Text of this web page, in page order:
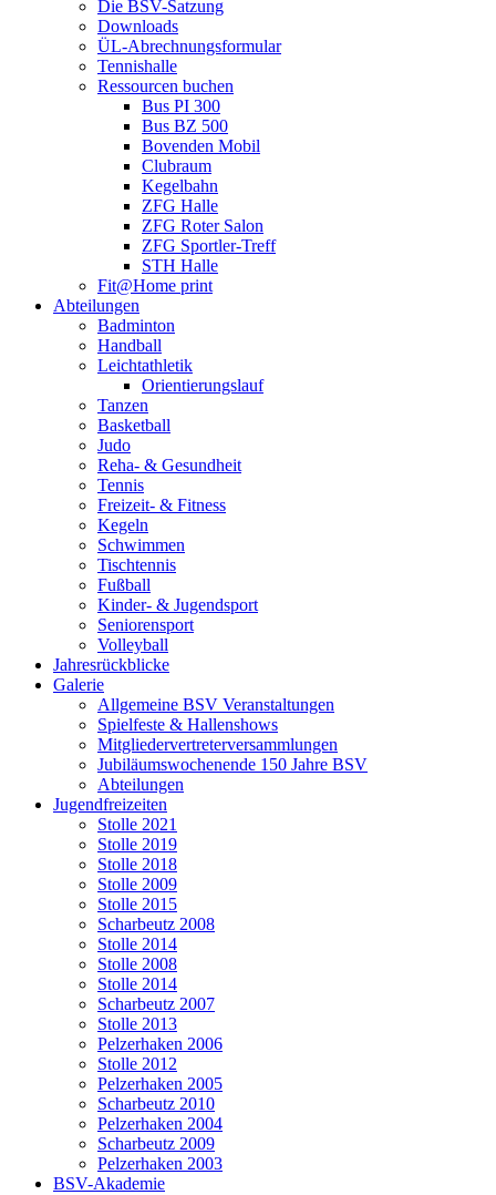
Die BSV-Satzung
Downloads
ÜL-Abrechnungsformular
Tennishalle
Ressourcen buchen
Bus PI 300
Bus BZ 500
Bovenden Mobil
Clubraum
Kegelbahn
ZFG Halle
ZFG Roter Salon
ZFG Sportler-Treff
STH Halle
Fit@Home print
Abteilungen
Badminton
Handball
Leichtathletik
Orientierungslauf
Tanzen
Basketball
Judo
Reha- & Gesundheit
Tennis
Freizeit- & Fitness
Kegeln
Schwimmen
Tischtennis
Fußball
Kinder- & Jugendsport
Seniorensport
Volleyball
Jahresrückblicke
Galerie
Allgemeine BSV Veranstaltungen
Spielfeste & Hallenshows
Mitgliedervertreterversammlungen
Jubiläumswochenende 150 Jahre BSV
Abteilungen
Jugendfreizeiten
Stolle 2021
Stolle 2019
Stolle 2018
Stolle 2009
Stolle 2015
Scharbeutz 2008
Stolle 2014
Stolle 2008
Stolle 2014
Scharbeutz 2007
Stolle 2013
Pelzerhaken 2006
Stolle 2012
Pelzerhaken 2005
Scharbeutz 2010
Pelzerhaken 2004
Scharbeutz 2009
Pelzerhaken 2003
BSV-Akademie